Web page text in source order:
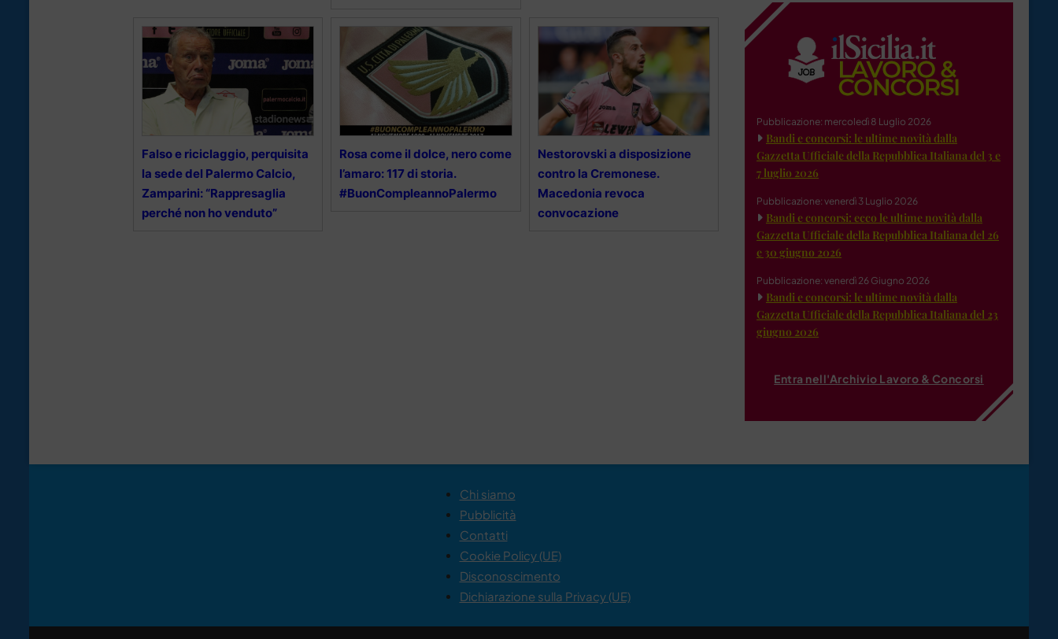
Falso e riciclaggio, perquisita
la sede del Palermo Calcio,
Zamparini: “Rappresaglia
perché non ho venduto”
Rosa come il dolce, nero come
l’amaro: 117 di storia.
#BuonCompleannoPalermo
Nestorovski a disposizione
contro la Cremonese.
Macedonia revoca
convocazione
Pubblicazione: mercoledì 8 Luglio 2026
Bandi e concorsi: le ultime novità dalla
Gazzetta Ufficiale della Repubblica Italiana del 3 e
7 luglio 2026
Pubblicazione: venerdì 3 Luglio 2026
Bandi e concorsi: ecco le ultime novità dalla
Gazzetta Ufficiale della Repubblica Italiana del 26
e 30 giugno 2026
Pubblicazione: venerdì 26 Giugno 2026
Bandi e concorsi: le ultime novità dalla
Gazzetta Ufficiale della Repubblica Italiana del 23
giugno 2026
Entra nell'Archivio Lavoro & Concorsi
Chi siamo
Pubblicità
Contatti
Cookie Policy (UE)
Disconoscimento
Dichiarazione sulla Privacy (UE)